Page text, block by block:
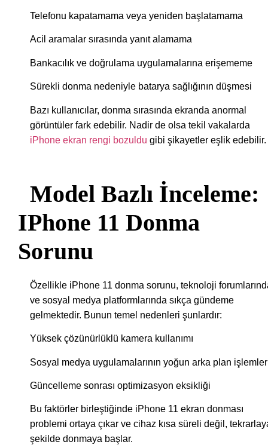
Telefonu kapatamama veya yeniden başlatamama
Acil aramalar sırasında yanıt alamama
Bankacılık ve doğrulama uygulamalarına erişememe
Sürekli donma nedeniyle batarya sağlığının düşmesi
Bazı kullanıcılar, donma sırasında ekranda anormal
görüntüler fark edebilir. Nadir de olsa tekil vakalarda
iPhone ekran rengi bozuldu gibi şikayetler eşlik edebilir.
Model Bazlı İnceleme:
IPhone 11 Donma
Sorunu
Özellikle iPhone 11 donma sorunu, teknoloji
ve sosyal medya platformlarında sıkça gündeme
gelmektedir. Bunun temel nedenleri şunlardır:
Yüksek çözünürlüklü kamera kullanımı
Sosyal medya uygulamalarının yoğun arka plan
Güncelleme sonrası optimizasyon eksikliği
Bu faktörler birleştiğinde iPhone 11 ekran donması
problemi ortaya çıkar ve cihaz kısa süreli değil,
şekilde donmaya başlar.